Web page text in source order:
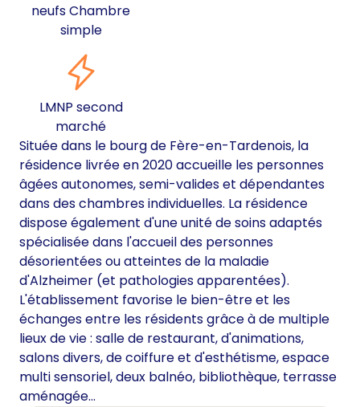
neufs Chambre
simple
LMNP second
marché
Située dans le bourg de Fère-en-Tardenois, la
résidence livrée en 2020 accueille les personnes
âgées autonomes, semi-valides et dépendantes
dans des chambres individuelles. La résidence
dispose également d'une unité de soins adaptés
spécialisée dans l'accueil des personnes
désorientées ou atteintes de la maladie
d'Alzheimer (et pathologies apparentées).
L'établissement favorise le bien-être et les
échanges entre les résidents grâce à de multiple
lieux de vie : salle de restaurant, d'animations,
salons divers, de coiffure et d'esthétisme, espace
multi sensoriel, deux balnéo, bibliothèque, terrasse
aménagée...